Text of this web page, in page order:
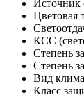
Источник
Цветовая
КСС
Степень
Степень
Вид
Класс